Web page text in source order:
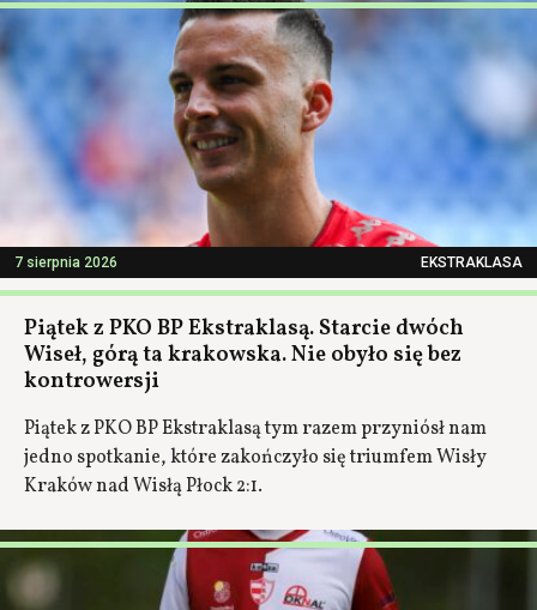
7 sierpnia 2026 EKSTRAKLASA
Piątek z PKO BP Ekstraklasą. Starcie dwóch
Wiseł, górą ta krakowska. Nie obyło się bez
kontrowersji
Piątek z PKO BP Ekstraklasą tym razem przyniósł nam
jedno spotkanie, które zakończyło się triumfem Wisły
Kraków nad Wisłą Płock 2:1.